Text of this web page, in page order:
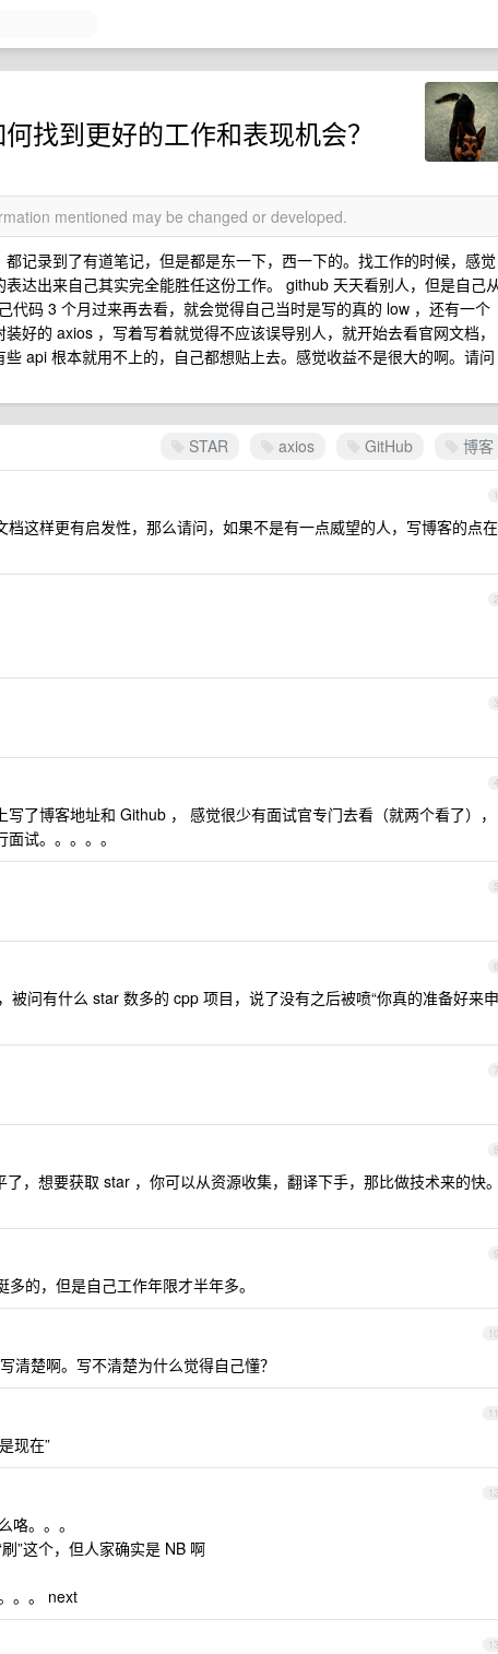
找到更好的工作和表现机会？
mentioned may be changed or developed.
记录到了有道笔记，但是都是东一下，西一下的。找工作的时候，感觉
达出来自己其实完全能胜任这份工作。 github 天天看别人，但是自己
代码 3 个月过来再去看，就会觉得自己当时是写的真的 low ，还有一个
好的 axios ，写着写着就觉得不应该误导别人，就开始去看官网文档，
api 根本就用不上的，自己都想贴上去。感觉收益不是很大的啊。请问
STAR axios GitHub 博客
1
这样更有启发性，那么请问，如果不是有一点威望的人，写博客的点在
2
3
4
了博客地址和 Github ， 感觉很少有面试官专门去看（就两个看了），
试。。。。。
5
6
被问有什么 star 数多的 cpp 项目，说了没有之后被喷“你真的准备好来申
7
8
，想要获取 star ，你可以从资源收集，翻译下手，那比做技术来的快。
9
的，但是自己工作年限才半年多。
10
清楚啊。写不清楚为什么觉得自己懂？
11
现在”
12
咯。。。
”这个，但人家确实是 NB 啊
。。 next
13